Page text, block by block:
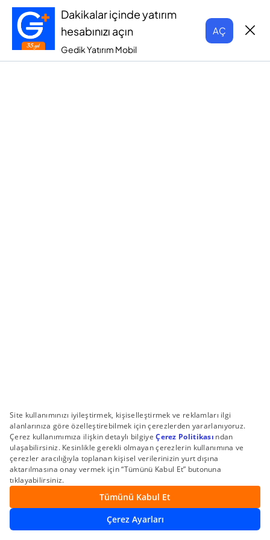
Dakikalar içinde yatırım
hesabınızı açın
Gedik Yatırım Mobil
AÇ